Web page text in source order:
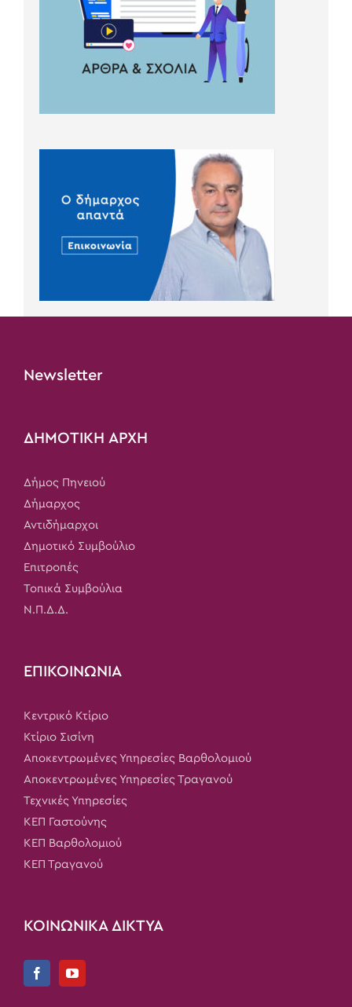
Newsletter
ΔΗΜΟΤΙΚΗ ΑΡΧΗ
Δήμος Πηνειού
Δήμαρχος
Αντιδήμαρχοι
Δημοτικό Συμβούλιο
Επιτροπές
Τοπικά Συμβούλια
Ν.Π.Δ.Δ.
ΕΠΙΚΟΙΝΩΝΙΑ
Κεντρικό Κτίριο
Κτίριο Σισίνη
Αποκεντρωμένες Υπηρεσίες Βαρθολομιού
Αποκεντρωμένες Υπηρεσίες Τραγανού
Τεχνικές Υπηρεσίες
ΚΕΠ Γαστούνης
ΚΕΠ Βαρθολομιού
ΚΕΠ Τραγανού
ΚΟΙΝΩΝΙΚΑ ΔΙΚΤΥΑ